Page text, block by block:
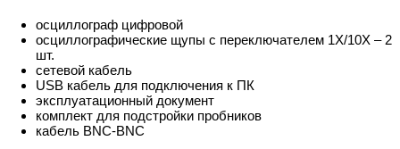
осциллограф цифровой
осциллографические щупы с переключателем 1X/10X – 2
шт.
сетевой кабель
USB кабель для подключения к ПК
эксплуатационный документ
комплект для подстройки пробников
кабель BNC-BNC